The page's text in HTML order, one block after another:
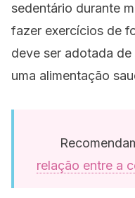
sedentário durante
fazer exercícios de
deve ser adotada
uma alimentação
relação entre a